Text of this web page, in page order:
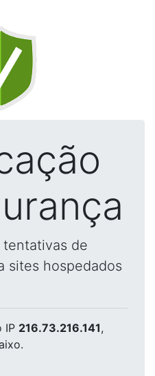
tentativas de
sites hospedados
IP 216.73.216.141,